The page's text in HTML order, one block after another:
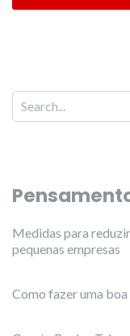
Medidas para
pequenas empresas
Como fazer uma